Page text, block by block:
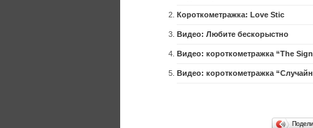
Короткометражка: Love Stic
Видео: Любите бескорыстно
Видео: короткометражка “The
Видео: короткометражка